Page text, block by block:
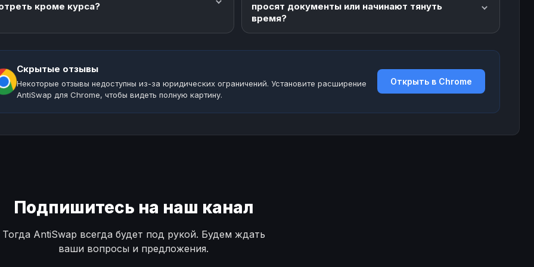
кроме курса?
просят документы или начинают тянуть
время?
Скрытые отзывы
Некоторые отзывы недоступны из-за юридических ограничений. Установите расширение
AntiSwap для Chrome, чтобы видеть полную картину.
Открыть в Chrome
Подпишитесь на наш канал
Тогда AntiSwap всегда будет под рукой. Будем ждать
ваши вопросы и предложения.